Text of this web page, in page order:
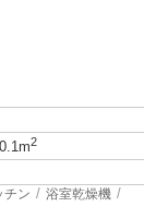
2
チン 浴室乾燥機